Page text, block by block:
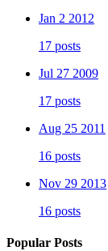
Jan 2 2012
17 posts
Jul 27 2009
17 posts
Aug 25 2011
16 posts
Nov 29 2013
16 posts
Popular Posts